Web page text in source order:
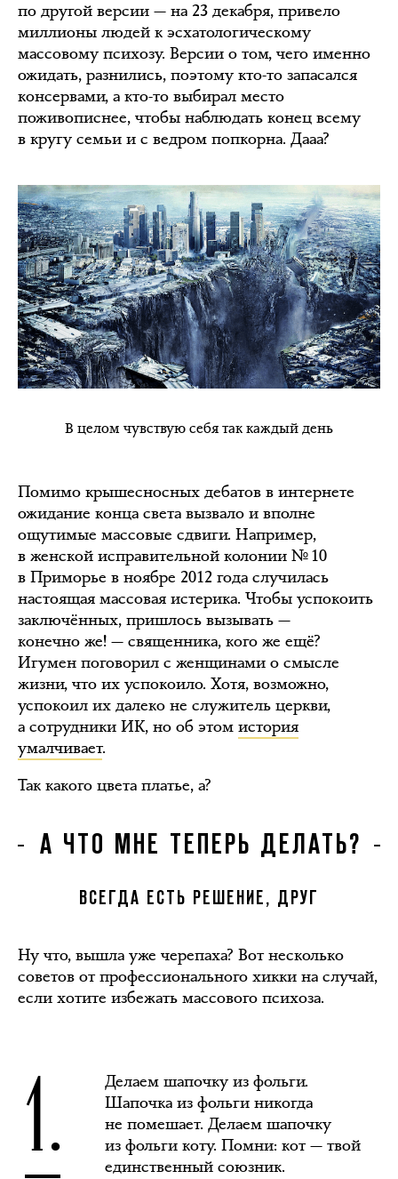
по другой версии — на 23 декабря, привело
миллионы людей к эсхатологическому
массовому психозу. Версии о том, чего именно
ожидать, разнились, поэтому кто-то запасался
консервами, а кто-то выбирал место
поживописнее, чтобы наблюдать конец всему
в кругу семьи и с ведром попкорна. Дааа?
В целом чувствую себя так каждый день
Помимо крышесносных дебатов в интернете
ожидание конца света вызвало и вполне
ощутимые массовые сдвиги. Например,
в женской исправительной колонии № 10
в Приморье в ноябре 2012 года случилась
настоящая массовая истерика. Чтобы успокоить
заключённых, пришлось вызывать —
конечно же! — священника, кого же ещё?
Игумен поговорил с женщинами о смысле
жизни, что их успокоило. Хотя, возможно,
успокоил их далеко не служитель церкви,
а сотрудники ИК, но об этом история
умалчивает.
Так какого цвета платье, а?
А ЧТО МНЕ ТЕПЕРЬ ДЕЛАТЬ?
ВСЕГДА ЕСТЬ РЕШЕНИЕ, ДРУГ
Ну что, вышла уже черепаха? Вот несколько
советов от профессионального хикки на случай,
если хотите избежать массового психоза.
1.
Делаем шапочку из фольги.
Шапочка из фольги никогда
не помешает. Делаем шапочку
из фольги коту. Помни: кот — твой
единственный союзник.